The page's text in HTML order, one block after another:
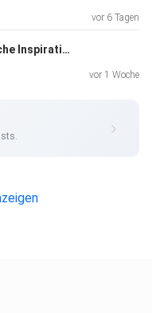
vor 6 Tagen
He Prabho: Oh Gott - Tägliche Inspiration
vor 1 Woche